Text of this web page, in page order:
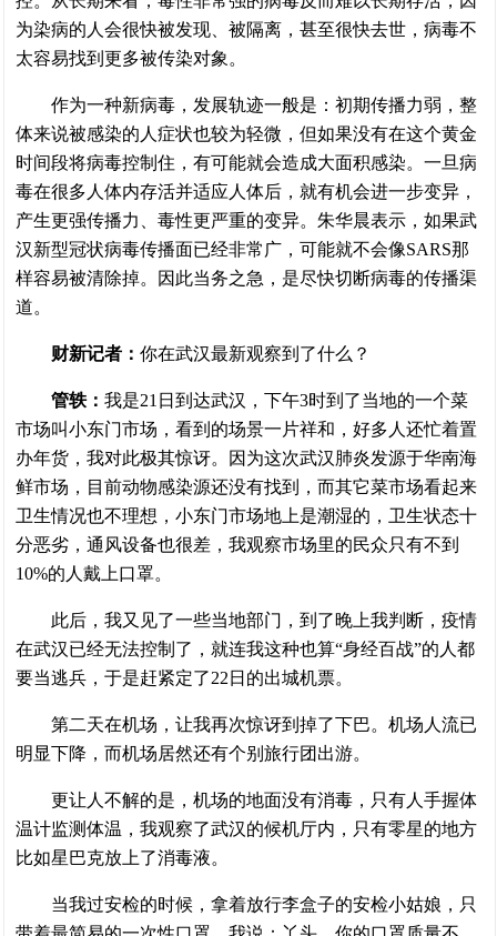
为染病的人会很快被发现、被隔离，甚至很快去世，病毒不
太容易找到更多被传染对象。
作为一种新病毒，发展轨迹一般是：初期传播力弱，整
体来说被感染的人症状也较为轻微，但如果没有在这个黄金
时间段将病毒控制住，有可能就会造成大面积感染。一旦病
毒在很多人体内存活并适应人体后，就有机会进一步变异，
产生更强传播力、毒性更严重的变异。朱华晨表示，如果武
汉新型冠状病毒传播面已经非常广，可能就不会像SARS那
样容易被清除掉。因此当务之急，是尽快切断病毒的传播渠
道。
财新记者： 你在武汉最新观察到了什么？
管轶： 我是21日到达武汉，下午3时到了当地的一个菜
市场叫小东门市场，看到的场景一片祥和，好多人还忙着置
办年货，我对此极其惊讶。因为这次武汉肺炎发源于华南海
鲜市场，目前动物感染源还没有找到，而其它菜市场看起来
卫生情况也不理想，小东门市场地上是潮湿的，卫生状态十
分恶劣，通风设备也很差，我观察市场里的民众只有不到
10%的人戴上口罩。
此后，我又见了一些当地部门，到了晚上我判断，疫情
在武汉已经无法控制了，就连我这种也算“身经百战”的人都
要当逃兵，于是赶紧定了22日的出城机票。
第二天在机场，让我再次惊讶到掉了下巴。机场人流已
明显下降，而机场居然还有个别旅行团出游。
更让人不解的是，机场的地面没有消毒，只有人手握体
温计监测体温，我观察了武汉的候机厅内，只有零星的地方
比如星巴克放上了消毒液。
当我过安检的时候，拿着放行李盒子的安检小姑娘，只